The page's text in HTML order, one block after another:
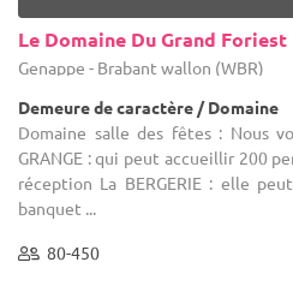
Le Domaine Du Grand Foriest
Genappe - Brabant wallon (WBR)
Demeure de caractère / Domaine
Domaine salle des fêtes : Nous
GRANGE : qui peut accueillir 200
réception La BERGERIE : elle
banquet ...
80-450